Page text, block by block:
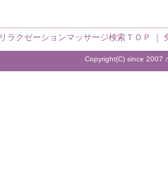
リラクゼーションマッサージ検索 ＴＯＰ ｜
Copyright(C) since 2007